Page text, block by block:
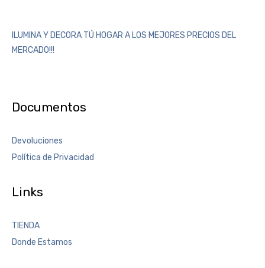
ILUMINA Y DECORA TÚ HOGAR A LOS MEJORES PRECIOS DEL
MERCADO!!!
Documentos
Devoluciones
Política de Privacidad
Links
TIENDA
Donde Estamos